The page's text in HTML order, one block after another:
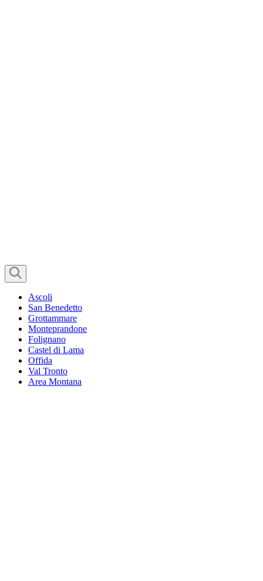
Ascoli
San Benedetto
Grottammare
Monteprandone
Folignano
Castel di Lama
Offida
Val Tronto
Area Montana